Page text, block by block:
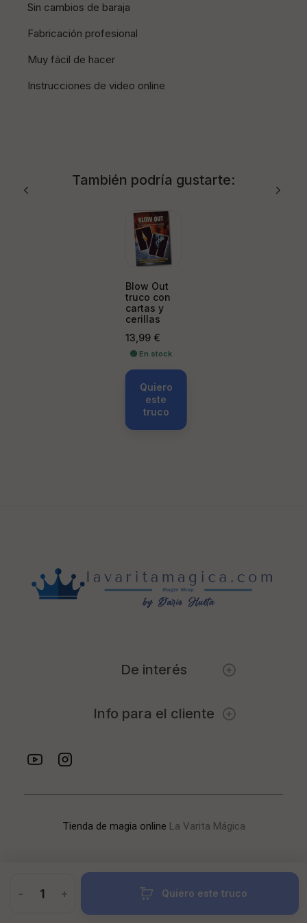
- + Quiero este truco
Sin cambios de baraja
Fabricación profesional
Muy fácil de hacer
Instrucciones de video online
También podría gustarte:
Blow Out
truco con
cartas y
cerillas
Precio
13,99 €
🟢 En stock
Quiero
este
truco
De interés
Info para el cliente
Tienda de magia online La Varita Mágica